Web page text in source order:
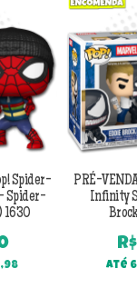
Spider-
Spider-
1630
PRÉ-
Infinity
R$
Até